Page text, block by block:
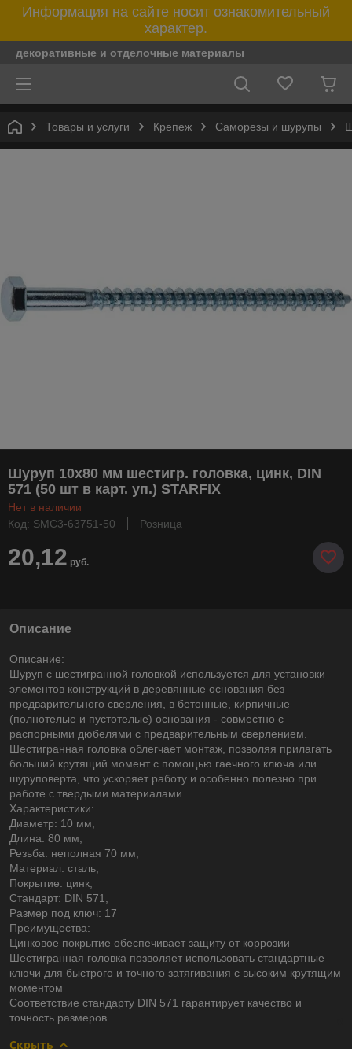
Информация на сайте носит ознакомительный
характер.
декоративные и отделочные материалы
Товары и услуги Крепеж Саморезы и шурупы
Шуруп 10х80 мм шестигр. головка, цинк, DIN
571 (50 шт в карт. уп.) STARFIX
Нет в наличии
Код: SMC3-63751-50
Розница
20,12 руб.
Описание
Описание:
Шуруп с шестигранной головкой используется для установки
элементов конструкций в деревянные основания без
предварительного сверления, в бетонные, кирпичные
(полнотелые и пустотелые) основания - совместно с
распорными дюбелями с предварительным сверлением.
Шестигранная головка облегчает монтаж, позволяя прилагать
больший крутящий момент с помощью гаечного ключа или
шуруповерта, что ускоряет работу и особенно полезно при
работе с твердыми материалами.
Характеристики:
Диаметр: 10 мм,
Длина: 80 мм,
Резьба: неполная 70 мм,
Материал: сталь,
Покрытие: цинк,
Стандарт: DIN 571,
Размер под ключ: 17
Преимущества:
Цинковое покрытие обеспечивает защиту от коррозии
Шестигранная головка позволяет использовать стандартные
ключи для быстрого и точного затягивания с высоким крутящим
моментом
Соответствие стандарту DIN 571 гарантирует качество и
точность размеров
Скрыть